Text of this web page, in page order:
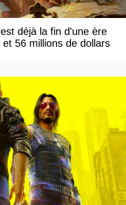
déjà la fin d'une ère
56 millions de dollars